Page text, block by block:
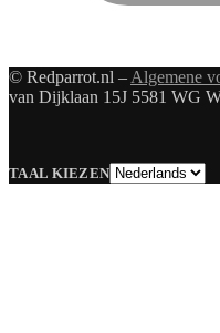
© Redparrot.nl – Algemene
van Dijklaan 15J 5581 WG
TAAL KIEZENTaal